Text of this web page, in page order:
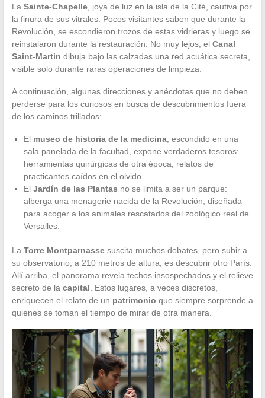
La Sainte-Chapelle, joya de luz en la isla de la Cité, cautiva por
la finura de sus vitrales. Pocos visitantes saben que durante la
Revolución, se escondieron trozos de estas vidrieras y luego se
reinstalaron durante la restauración. No muy lejos, el Canal
Saint-Martin dibuja bajo las calzadas una red acuática secreta,
visible solo durante raras operaciones de limpieza.
A continuación, algunas direcciones y anécdotas que no deben
perderse para los curiosos en busca de descubrimientos fuera
de los caminos trillados:
El museo de historia de la medicina, escondido en una
sala panelada de la facultad, expone verdaderos tesoros:
herramientas quirúrgicas de otra época, relatos de
practicantes caídos en el olvido.
El Jardín de las Plantas no se limita a ser un parque:
alberga una menagerie nacida de la Revolución, diseñada
para acoger a los animales rescatados del zoológico real de
Versalles.
La Torre Montparnassesuscita muchos debates, pero subir a
su observatorio, a 210 metros de altura, es descubrir otro París.
Allí arriba, el panorama revela techos insospechados y el relieve
secreto de la capital . Estos lugares, a veces discretos,
enriquecen el relato de un patrimonio que siempre sorprende a
quienes se toman el tiempo de mirar de otra manera.